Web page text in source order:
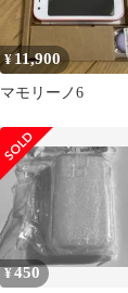
3274
¥ 11,900
マモリーノ6
¥450